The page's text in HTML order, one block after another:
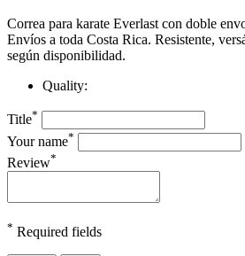
Correa para karate Everlast con doble
Envíos a toda Costa Rica. Resistente,
según disponibilidad.
Quality:
Title*
Your name*
Review*
* Required fields